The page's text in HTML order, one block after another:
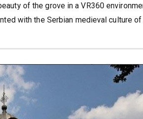
of the grove in a VR360
with the Serbian medieval culture